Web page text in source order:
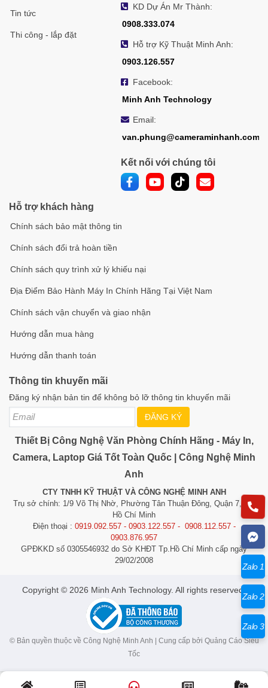
Tin tức
Thi công - lắp đặt
KD Dự Án Mr Thành:
0908.333.074
Hỗ trợ Kỹ Thuật Minh Anh:
0903.126.557
Facebook:
Minh Anh Technology
Email:
van.phung@cameraminhanh.com
Kết nối với chúng tôi
Hỗ trợ khách hàng
Chính sách bảo mật thông tin
Chính sách đổi trả hoàn tiền
Chính sách quy trình xử lý khiếu nại
Địa Điểm Bảo Hành Máy In Chính Hãng Tại Việt Nam
Chính sách vận chuyển và giao nhận
Hướng dẫn mua hàng
Hướng dẫn thanh toán
Thông tin khuyến mãi
Đăng ký nhận bản tin để không bỏ lỡ thông tin khuyến mãi
ĐĂNG KÝ
Thiết Bị Công Nghệ Văn Phòng Chính Hãng - Máy In,
Camera, Laptop Giá Tốt Toàn Quốc | Công Nghệ Minh
Anh
CTY TNHH KỸ THUẬT VÀ CÔNG NGHỆ MINH ANH
Trụ sở chính: 1/9 Võ Thị Nhờ, Phường Tân Thuận Đông, Quận 7, TP.
Hồ Chí Minh
Điện thoại : 0919.092.557 - 0903.122.557 - 0908.112.557 -
0903.876.957
GPĐKKD số 0305546932 do Sở KHĐT Tp.Hồ Chí Minh cấp ngày
29/02/2008
​​​​​​Copyright © 2026 Minh Anh Technology. All rights reserved.
© Bản quyền thuộc về Công Nghệ Minh Anh | Cung cấp bởi Quảng Cáo Siêu
Tốc
Zalo 1
Zalo 2
Zalo 3